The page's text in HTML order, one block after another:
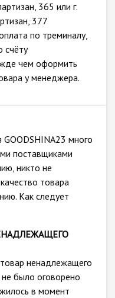
365 или г.
377
по треминалу,
счёту
чем оформить
у менеджера.
много
поставщиками
никто не
товара
Как следует
ненадлежащего
не было оговорено
в момент